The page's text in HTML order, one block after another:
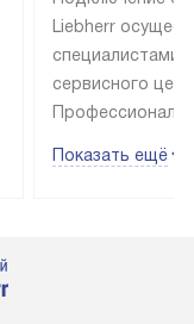
Liebherr
специалистами
сервисного
эксплуатации
Показать ещё